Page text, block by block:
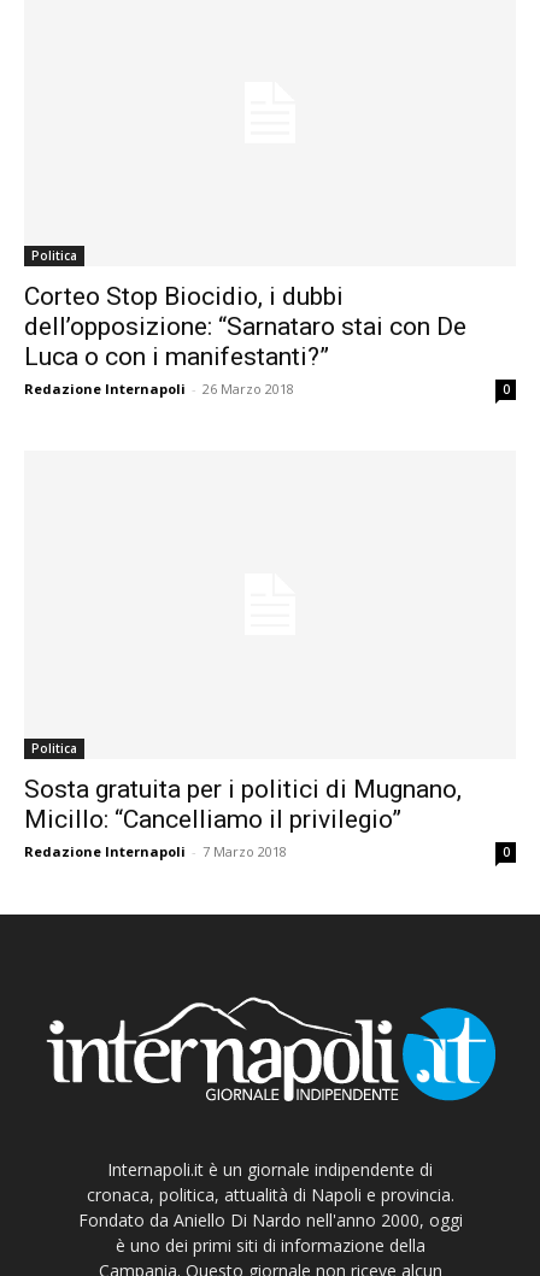
Politica
Corteo Stop Biocidio, i dubbi
dell’opposizione: “Sarnataro stai con De
Luca o con i manifestanti?”
Redazione Internapoli - 26 Marzo 2018 0
Politica
Sosta gratuita per i politici di Mugnano,
Micillo: “Cancelliamo il privilegio”
Redazione Internapoli - 7 Marzo 2018 0
Internapoli.it è un giornale indipendente di
cronaca, politica, attualità di Napoli e provincia.
Fondato da Aniello Di Nardo nell'anno 2000, oggi
è uno dei primi siti di informazione della
Campania. Questo giornale non riceve alcun